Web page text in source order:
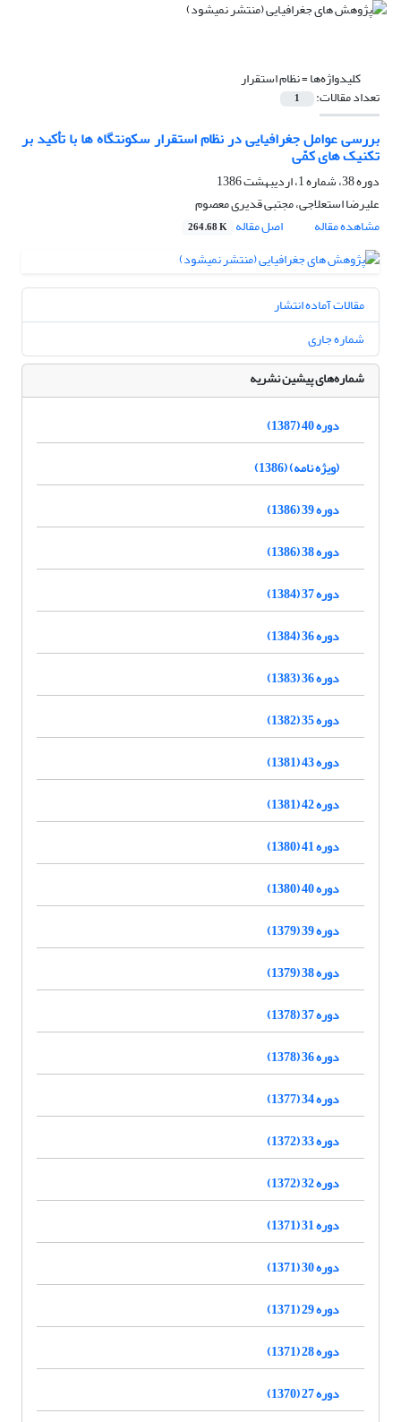
کلیدواژه‌ها =نظام‌ استقرار
تعداد مقالات: 1
بررسی‌ عوامل جغرافیایی‌ در نظام‌ استقرار سکونتگاه ها با تأکید بر
تکنیک های‌ کمّی‌
دوره 38، شماره 1، اردیبهشت 1386
علیرضا استعلاجی، مجتبی قدیری معصوم
مشاهده مقاله
اصل مقاله 264.68 K
مقالات آماده انتشار
شماره جاری
شماره‌های پیشین نشریه
دوره 40 (1387)
(ویژه نامه) (1386)
دوره 39 (1386)
دوره 38 (1386)
دوره 37 (1384)
دوره 36 (1384)
دوره 36 (1383)
دوره 35 (1382)
دوره 43 (1381)
دوره 42 (1381)
دوره 41 (1380)
دوره 40 (1380)
دوره 39 (1379)
دوره 38 (1379)
دوره 37 (1378)
دوره 36 (1378)
دوره 34 (1377)
دوره 33 (1372)
دوره 32 (1372)
دوره 31 (1371)
دوره 30 (1371)
دوره 29 (1371)
دوره 28 (1371)
دوره 27 (1370)